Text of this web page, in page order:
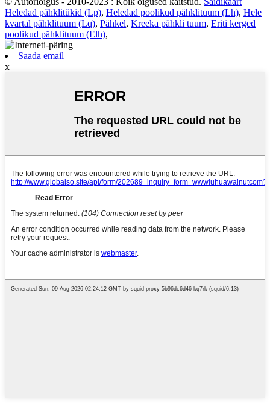
Heledad pähklitükid (Lp), Heledad poolikud pähklituum (Lh), Hele
kvartal pähklituum (Lq), Pähkel, Kreeka pähkli tuum, Eriti kerged
poolikud pähklituum (Elh),
Saada email
x